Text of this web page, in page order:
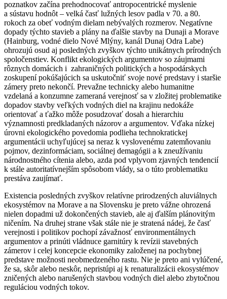
poznatkov začína prehodnocovať antropocentrické myslenie
a sústavu hodnôt – velká časť lužných lesov padla v 70. a 80.
rokoch za obeť vodným dielam nebývalých rozmerov. Negatívne
dopady týchto stavieb a plány na ďalšie stavby na Dunaji a Morave
(Hainburg, vodné dielo Nové Mlýny, kanál Dunaj Odra Labe)
ohrozujú osud aj posledných zvyškov týchto unikátnych prírodných
spoločenstiev. Konflikt ekologických argumentov so záujmami
rôznych domácich i zahraničných politických a hospodárskych
zoskupení pokúšajúcich sa uskutočniť svoje nové predstavy i staršie
zámery preto nekončí. Prevažne technicky alebo humanitne
vzdelaná a konzumne zameraná verejnosť sa v zložitej problematike
dopadov stavby veľkých vodných diel na krajinu nedokáže
orientovať a ťažko môže posudzovať dosah a hierarchiu
významnosti predkladaných názorov a argumentov. Vďaka nízkej
úrovni ekologického povedomia podlieha technokratickej
argumentácii uchyľujúcej sa neraz k vyslovenému zatemňovaniu
pojmov, dezinformáciam, sociálnej demagógii a k zneužívaniu
národnostného cítenia alebo, azda pod vplyvom zjavných tendencií
k stále autoritatívnejším spôsobom vlády, sa o túto problematiku
prestáva zaujímať.
Existencia posledných zvyškov relatívne prirodzených aluviálnych
ekosystémov na Morave a na Slovensku je preto vážne ohrozená
nielen dopadmi už dokončených stavieb, ale aj ďalším plánovitým
ničením. Na druhej strane však stále nie je stratená nádej, že časť
verejnosti i politikov pochopí závažnosť environmentálnych
argumentov a prinúti vládnuce garnitúry k revízii stavebných
zámerov i celej koncepcie ekonomiky založenej na pochybnej
predstave možnosti neobmedzeného rastu. Nie je preto ani vylúčené,
že sa, skôr alebo neskôr, nepristúpi aj k renaturalizácii ekosystémov
zničených alebo narušených stavbou vodných diel alebo zbytočnou
reguláciou vodných tokov.